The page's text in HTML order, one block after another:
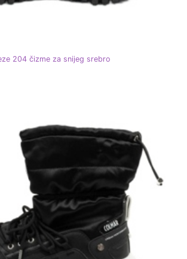
204 čizme za snijeg srebro